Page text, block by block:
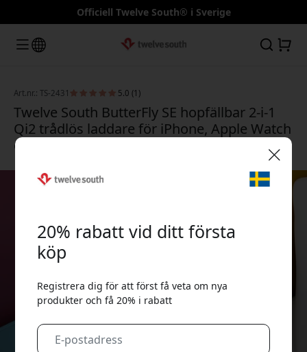
Officiell Twelve South® i Sverige
Art.nr.: TS-2431 5.0 (1)
Twelve South ButterFly SE hopfällbar 2-i-1
Qi2 trådlös laddare för iPhone, Apple Watch
och AirPods - Rosa
20% rabatt vid ditt första
köp
Registrera dig för att först få veta om nya
produkter och få 20% i rabatt
🎉 Din rabattkod:
Använd denna kod i kassan för att få 20% rabatt.